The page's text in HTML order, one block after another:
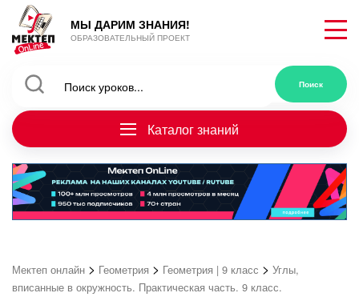
МЫ ДАРИМ ЗНАНИЯ!
ОБРАЗОВАТЕЛЬНЫЙ ПРОЕКТ
Каталог знаний
Мектеп онлайн > Геометрия > Геометрия | 9 класс > Углы,
вписанные в окружность. Практическая часть. 9 класс.